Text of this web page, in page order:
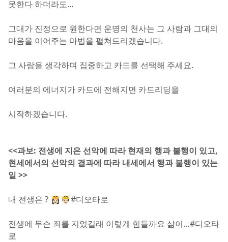
못한다 하더라도...
그대가 진정으로 원한다면 운명의 천사는 그 사람과 그대의
마음을 이어주는 마법을 펼쳐드리겠습니다.
그 사람을 생각하며 집중하고 카드를 선택해 주세요.
여러분의 에너지가 카드에 전해지면 카드리딩을
시작하겠습니다.
<<과보: 전생에 지은 선악에 따라 현재의 행과 불행이 있고,
현세에서의 선악의 결과에 따라 내세에서 행과 불행이 있는
일 >>
내 전생은 ? 👸🏻🤴🏻#디오타로
전생에 무슨 죄를 지었길래 이렇게 힘들까요 삶이…#디오타
로